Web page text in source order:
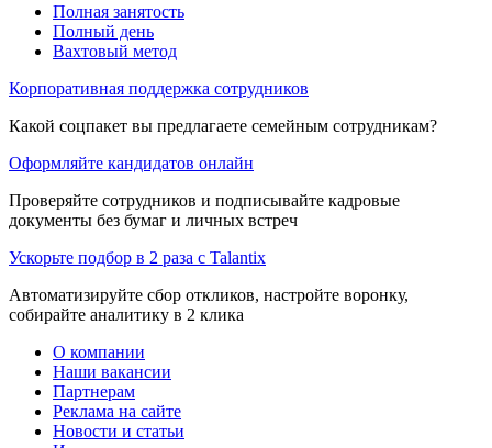
Полная занятость
Полный день
Вахтовый метод
Корпоративная поддержка сотрудников
Какой соцпакет вы предлагаете семейным сотрудникам?
Оформляйте кандидатов онлайн
Проверяйте сотрудников и подписывайте кадровые
документы без бумаг и личных встреч
Ускорьте подбор в 2 раза с Talantix
Автоматизируйте сбор откликов, настройте воронку,
собирайте аналитику в 2 клика
О компании
Наши вакансии
Партнерам
Реклама на сайте
Новости и статьи